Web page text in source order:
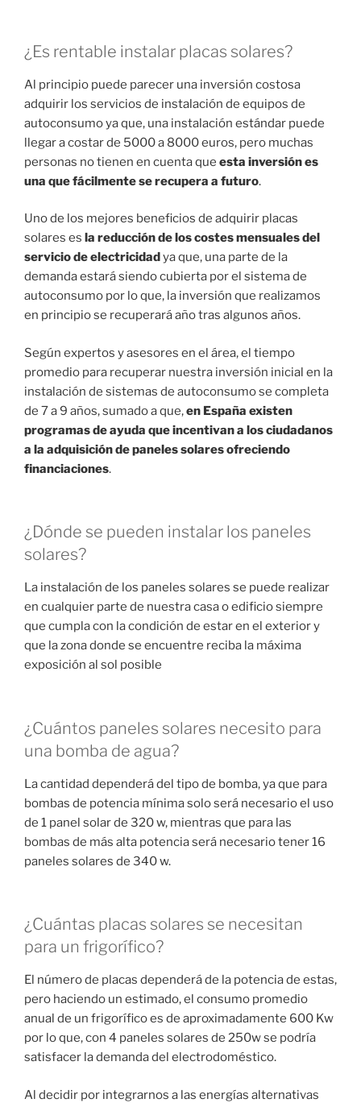
¿Es rentable instalar placas solares?
Al principio puede parecer una inversión costosa
adquirir los servicios de instalación de equipos de
autoconsumo ya que, una instalación estándar puede
llegar a costar de 5000 a 8000 euros, pero muchas
personas no tienen en cuenta que esta inversión es
una que fácilmente se recupera a futuro.
Uno de los mejores beneficios de adquirir placas
solares es la reducción de los costes mensuales del
servicio de electricidadya que, una parte de la
demanda estará siendo cubierta por el sistema de
autoconsumo por lo que, la inversión que realizamos
en principio se recuperará año tras algunos años.
Según expertos y asesores en el área, el tiempo
promedio para recuperar nuestra inversión inicial en la
instalación de sistemas de autoconsumo se completa
de 7 a 9 años, sumado a que,en España existen
programas de ayuda que incentivan a los ciudadanos
a la adquisición de paneles solares ofreciendo
financiaciones.
¿Dónde se pueden instalar los paneles
solares?
La instalación de los paneles solares se puede realizar
en cualquier parte de nuestra casa o edificio siempre
que cumpla con la condición de estar en el exterior y
que la zona donde se encuentre reciba la máxima
exposición al sol posible
¿Cuántos paneles solares necesito para
una bomba de agua?
La cantidad dependerá del tipo de bomba, ya que para
bombas de potencia mínima solo será necesario el uso
de 1 panel solar de 320 w, mientras que para las
bombas de más alta potencia será necesario tener 16
paneles solares de 340 w.
¿Cuántas placas solares se necesitan
para un frigorífico?
El número de placas dependerá de la potencia de estas,
pero haciendo un estimado, el consumo promedio
anual de un frigorífico es de aproximadamente 600 Kw
por lo que, con 4 paneles solares de 250w se podría
satisfacer la demanda del electrodoméstico.
Al decidir por integrarnos a las energías alternativas